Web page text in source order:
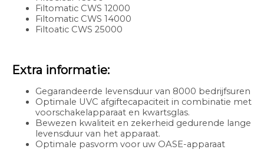
Filtomatic CWS 12000
Filtomatic CWS 14000
Filtoatic CWS 25000
Extra informatie:
Gegarandeerde levensduur van 8000 bedrijfsuren
Optimale UVC afgiftecapaciteit in combinatie met
voorschakelapparaat en kwartsglas.
Bewezen kwaliteit en zekerheid gedurende lange
levensduur van het apparaat.
Optimale pasvorm voor uw OASE-apparaat